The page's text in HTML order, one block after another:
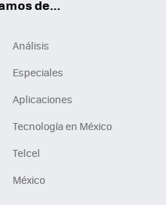
de...
Análisis
Especiales
Aplicaciones
Tecnología en México
Telcel
México